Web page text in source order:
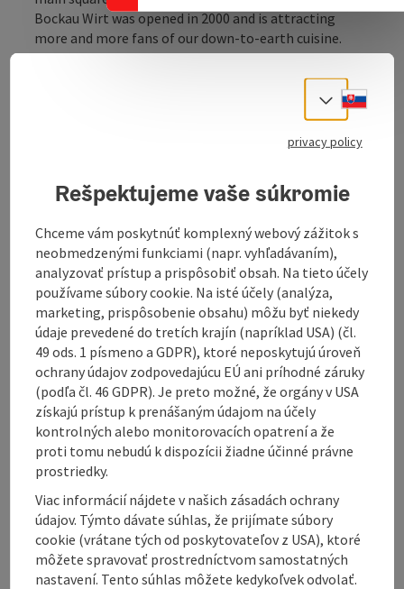
Bockau Wirt was opened in 2000 and is attracting
more and more fans of our down-to-earth cuisine.
Choose from our extensive menu, exquisite wines or
homemade cider. Hot meals all day. Let us spoil you
after work or after a hike. The popular water hiking
There is room for 60 people in the parlour and for 40
Display complete description
Contact
Opening hours
Kitchen
Equipment
Prices
Select
privacy policy
Rešpektujeme vaše súkromie
Chceme vám poskytnúť komplexný webový zážitok s
neobmedzenými funkciami (napr. vyhľadávaním),
analyzovať prístup a prispôsobiť obsah. Na tieto účely
používame súbory cookie. Na isté účely (analýza,
marketing, prispôsobenie obsahu) môžu byť niekedy
údaje prevedené do tretích krajín (napríklad USA) (čl.
49 ods. 1 písmeno a GDPR), ktoré neposkytujú úroveň
ochrany údajov zodpovedajúcu EÚ ani príhodné záruky
(podľa čl. 46 GDPR). Je preto možné, že orgány v USA
získajú prístup k prenášaným údajom na účely
kontrolných alebo monitorovacích opatrení a že
proti tomu nebudú k dispozícii žiadne účinné právne
prostriedky.
Viac informácií nájdete v našich zásadách ochrany
údajov. Týmto dávate súhlas, že prijímate súbory
cookie (vrátane tých od poskytovateľov z USA), ktoré
môžete spravovať prostredníctvom samostatných
nastavení. Tento súhlas môžete kedykoľvek odvolať.